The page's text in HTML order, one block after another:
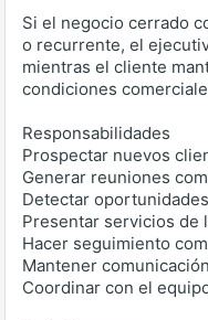
Si el negocio cerrado
o recurrente, el
mientras el cliente
condiciones
Responsabilidades
Prospectar nuevos
Generar reuniones
Detectar
Presentar servicios de
Hacer seguimiento
Mantener
Coordinar con el